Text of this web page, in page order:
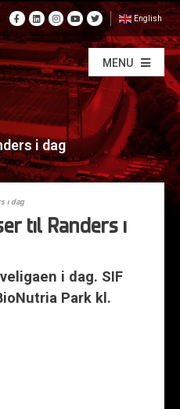
English
MENU
i dag
i dag
til Randers i
i dag. SIF
Park kl.